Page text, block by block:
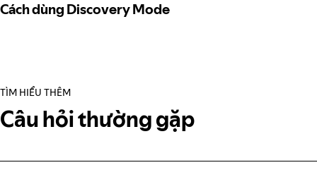
Cách dùng Discovery Mode
TÌM HIỂU THÊM
Câu hỏi thường gặp